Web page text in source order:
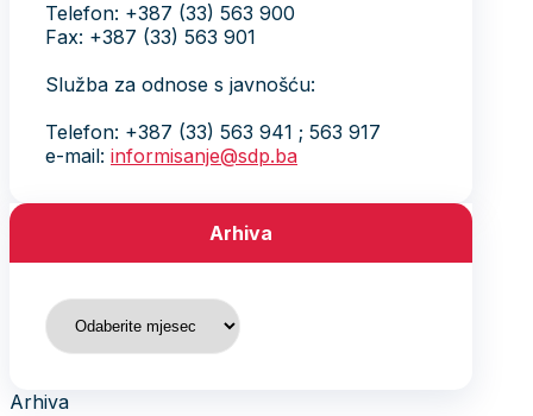
Telefon: +387 (33) 563 900
Fax: +387 (33) 563 901
Služba za odnose s javnošću:
Telefon: +387 (33) 563 941 ; 563 917
e-mail: informisanje@sdp.ba
Arhiva
Arhiva
Arhiva